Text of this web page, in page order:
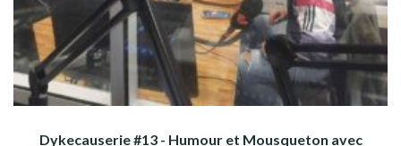
Dykecauserie #13 - Humour et Mousqueton avec